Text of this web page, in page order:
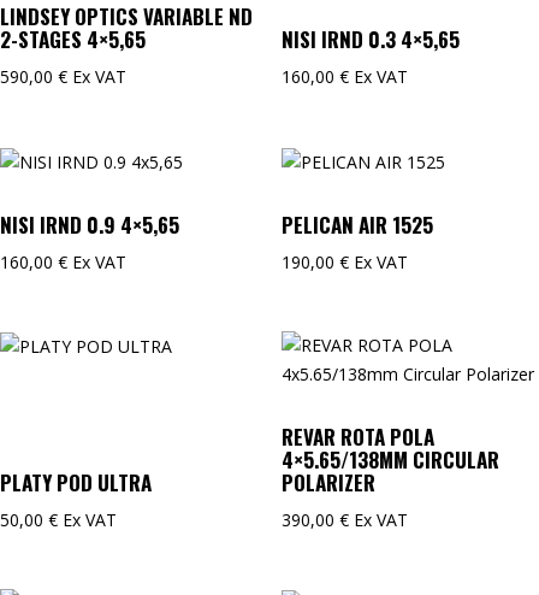
LINDSEY OPTICS VARIABLE ND
2-STAGES 4×5,65
590,00 € Ex VAT
NISI IRND 0.3 4×5,65
160,00 € Ex VAT
NISI IRND 0.9 4×5,65
160,00 € Ex VAT
PELICAN AIR 1525
190,00 € Ex VAT
PLATY POD ULTRA
50,00 € Ex VAT
REVAR ROTA POLA
4×5.65/138MM CIRCULAR
POLARIZER
390,00 € Ex VAT